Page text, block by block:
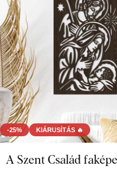
Térkép
Állat
-25% KIÁRUSÍTÁS 🔥
A Szent Család faképe